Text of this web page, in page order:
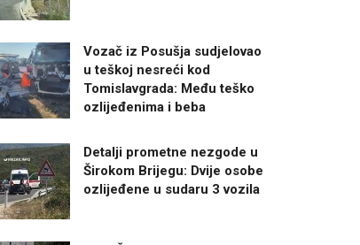
Vozač iz Posušja sudjelovao
u teškoj nesreći kod
Tomislavgrada: Među teško
ozlijeđenima i beba
Detalji prometne nezgode u
Širokom Brijegu: Dvije osobe
ozlijeđene u sudaru 3 vozila